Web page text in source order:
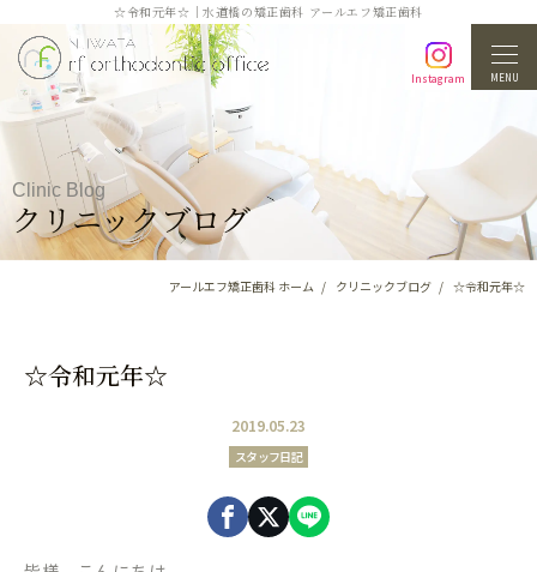
☆令和元年☆｜水道橋の矯正歯科 アールエフ矯正歯科
Instagram MENU
Clinic Blog
クリニックブログ
アールエフ矯正歯科 ホーム クリニックブログ ☆令和元年☆
☆令和元年☆
2019.05.23
スタッフ日記